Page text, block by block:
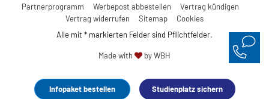
Infopaket bestellen Studienplatz sichern
Partnerprogramm
Werbepost abbestellen
Vertrag kündigen
Vertrag widerrufen
Sitemap
Cookies
Alle mit * markierten Felder sind Pflichtfelder.
Made with by WBH